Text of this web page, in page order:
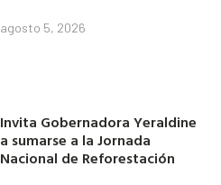
agosto 5, 2026
Invita Gobernadora Yeraldine
a sumarse a la Jornada
Nacional de Reforestación